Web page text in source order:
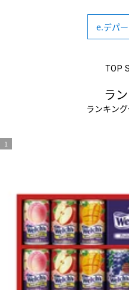
e.デパ
ラ
ランキン